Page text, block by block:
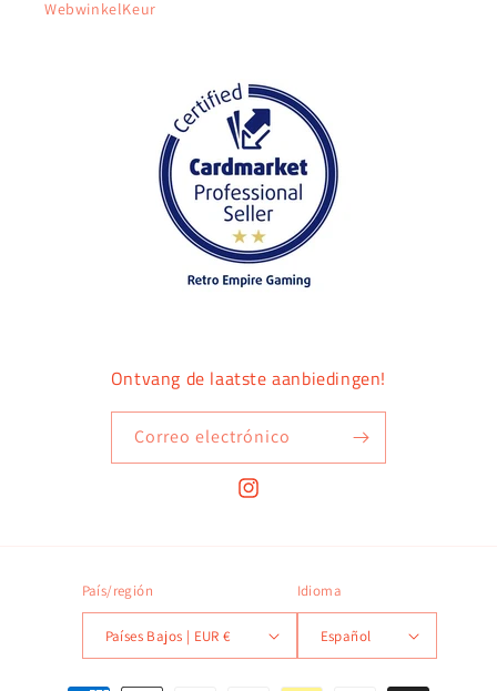
WebwinkelKeur
Ontvang de laatste aanbiedingen!
Correo electrónico
Instagram
País/región
Países Bajos | EUR €
Idioma
Español